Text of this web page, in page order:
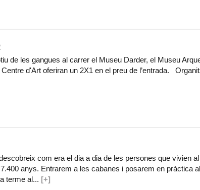
de les gangues al carrer el Museu Darder, el Museu
d'Art oferiran un 2X1 en el preu de l’entrada.
com era el dia a dia de les persones que vivien
anys. Entrarem a les cabanes i posarem en pràctica
terme al... [+]